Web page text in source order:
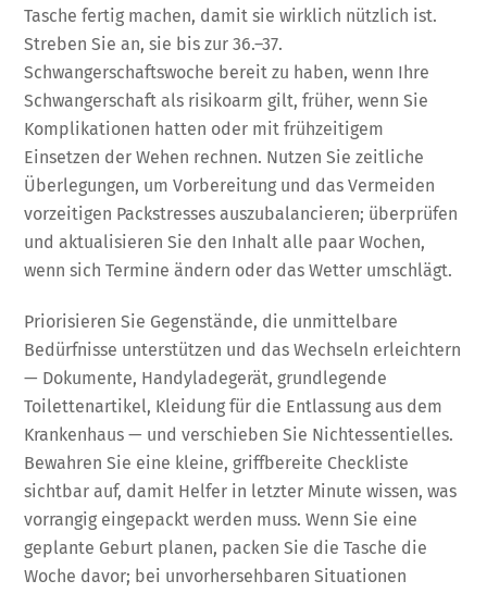
Tasche fertig machen, damit sie wirklich nützlich ist.
Streben Sie an, sie bis zur 36.–37.
Schwangerschaftswoche bereit zu haben, wenn Ihre
Schwangerschaft als risikoarm gilt, früher, wenn Sie
Komplikationen hatten oder mit frühzeitigem
Einsetzen der Wehen rechnen. Nutzen Sie zeitliche
Überlegungen, um Vorbereitung und das Vermeiden
vorzeitigen Packstresses auszubalancieren; überprüfen
und aktualisieren Sie den Inhalt alle paar Wochen,
wenn sich Termine ändern oder das Wetter umschlägt.
Priorisieren Sie Gegenstände, die unmittelbare
Bedürfnisse unterstützen und das Wechseln erleichtern
— Dokumente, Handyladegerät, grundlegende
Toilettenartikel, Kleidung für die Entlassung aus dem
Krankenhaus — und verschieben Sie Nichtessentielles.
Bewahren Sie eine kleine, griffbereite Checkliste
sichtbar auf, damit Helfer in letzter Minute wissen, was
vorrangig eingepackt werden muss. Wenn Sie eine
geplante Geburt planen, packen Sie die Tasche die
Woche davor; bei unvorhersehbaren Situationen